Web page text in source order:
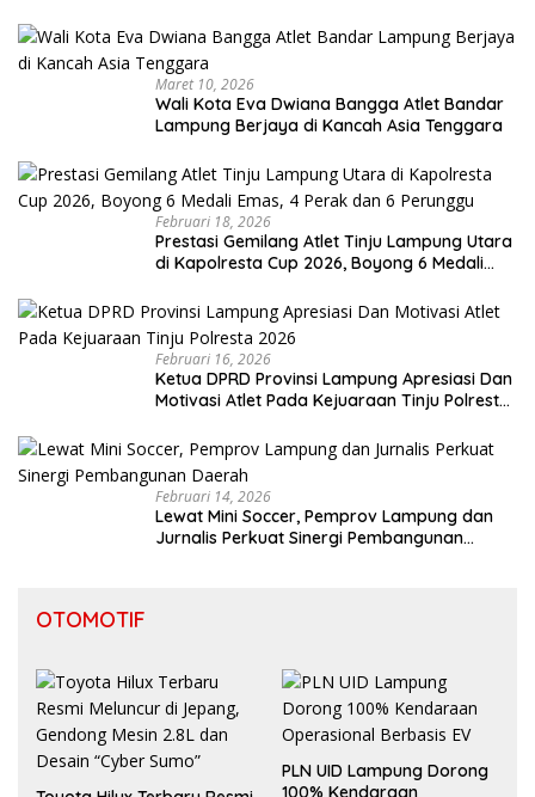
Maret 10, 2026
Wali Kota Eva Dwiana Bangga Atlet Bandar
Lampung Berjaya di Kancah Asia Tenggara
Februari 18, 2026
Prestasi Gemilang Atlet Tinju Lampung Utara
di Kapolresta Cup 2026, Boyong 6 Medali
Februari 16, 2026
Ketua DPRD Provinsi Lampung Apresiasi Dan
Motivasi Atlet Pada Kejuaraan Tinju Polresta
Februari 14, 2026
Lewat Mini Soccer, Pemprov Lampung dan
Jurnalis Perkuat Sinergi Pembangunan
OTOMOTIF
PLN UID Lampung Dorong
100% Kendaraan